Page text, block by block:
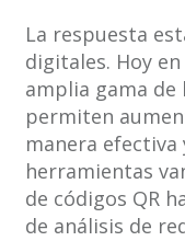
La respuesta
digitales. Hoy
amplia gama
permiten
manera efectiva
herramientas
de códigos QR
de análisis de